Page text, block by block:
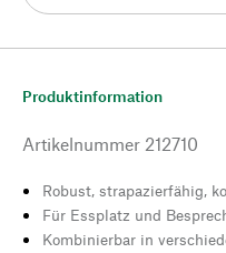
Produktinformation
Artikelnummer 212710
Robust, strapazierfähig,
Für Essplatz und
Kombinierbar in